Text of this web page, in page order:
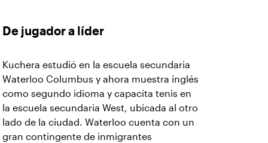
De jugador a líder
Kuchera estudió en la escuela secundaria
Waterloo Columbus y ahora muestra inglés
como segundo idioma y capacita tenis en
la escuela secundaria West, ubicada al otro
lado de la ciudad. Waterloo cuenta con un
gran contingente de inmigrantes